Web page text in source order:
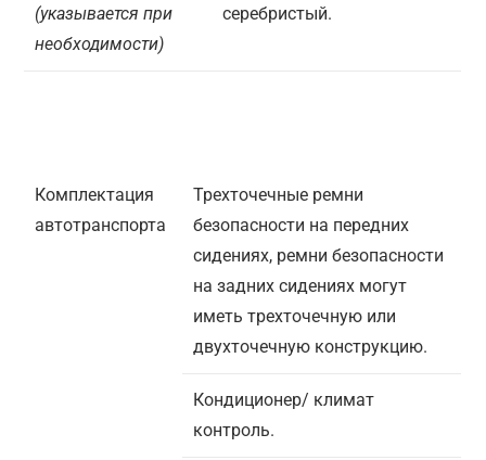
(указывается при
необходимости)
серебристый.
Комплектация
автотранспорта
Трехточечные ремни
безопасности на передних
сидениях, ремни безопасности
на задних сидениях могут
иметь трехточечную или
двухточечную конструкцию.
Кондиционер/ климат
контроль.